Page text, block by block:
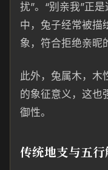
扰”。“别亲我”正
中，兔子经常被描
象，符合拒绝亲昵
此外，兔属木，木
的象征意义，这也
御性。
传统地支与五